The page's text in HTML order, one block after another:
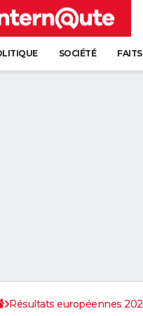
SOCIÉTÉ
Résultats européennes